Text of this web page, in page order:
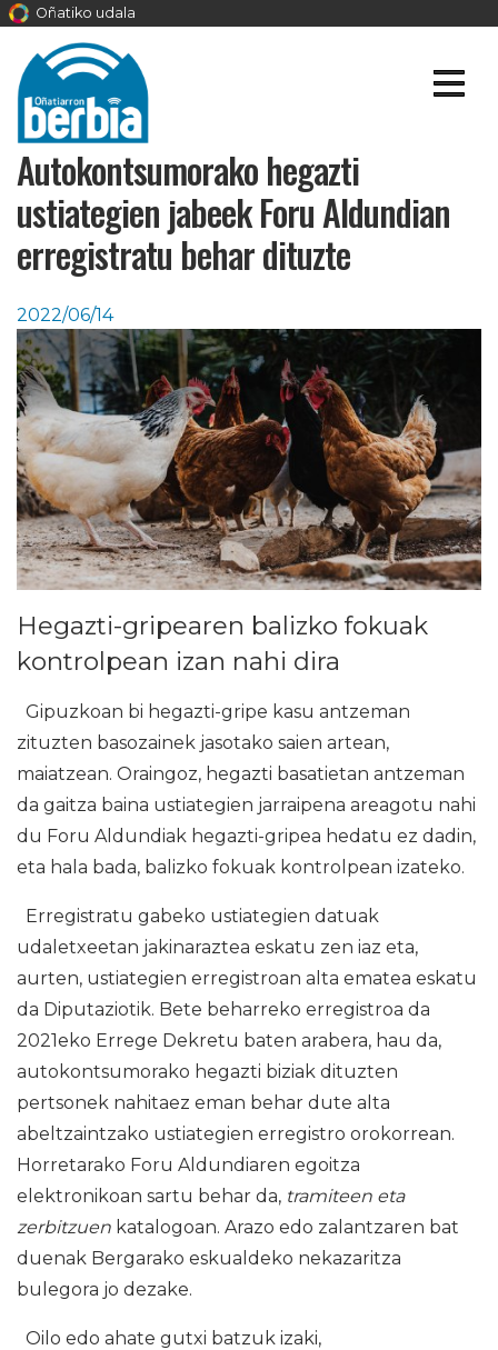
Oñatiko udala
Autokontsumorako hegazti
ustiategien jabeek Foru Aldundian
erregistratu behar dituzte
2022/06/14
Hegazti-gripearen balizko fokuak
kontrolpean izan nahi dira
Gipuzkoan bi hegazti-gripe kasu antzeman
zituzten basozainek jasotako saien artean,
maiatzean. Oraingoz, hegazti basatietan antzeman
da gaitza baina ustiategien jarraipena areagotu nahi
du Foru Aldundiak hegazti-gripea hedatu ez dadin,
eta hala bada, balizko fokuak kontrolpean izateko.
Erregistratu gabeko ustiategien datuak
udaletxeetan jakinaraztea eskatu zen iaz eta,
aurten, ustiategien erregistroan alta ematea eskatu
da Diputaziotik. Bete beharreko erregistroa da
2021eko Errege Dekretu baten arabera, hau da,
autokontsumorako hegazti biziak dituzten
pertsonek nahitaez eman behar dute alta
abeltzaintzako ustiategien erregistro orokorrean.
Horretarako Foru Aldundiaren egoitza
elektronikoan sartu behar da, tramiteen eta
zerbitzuen katalogoan. Arazo edo zalantzaren bat
duenak Bergarako eskualdeko nekazaritza
bulegora jo dezake.
Oilo edo ahate gutxi batzuk izaki,